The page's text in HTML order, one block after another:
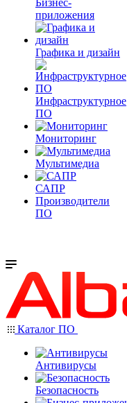
Бизнес-
приложения
Графика и дизайн
Инфраструктурное
ПО
Мониторинг
Мультимедиа
САПР
Производители
ПО
Каталог ПО
Антивирусы
Безопасность